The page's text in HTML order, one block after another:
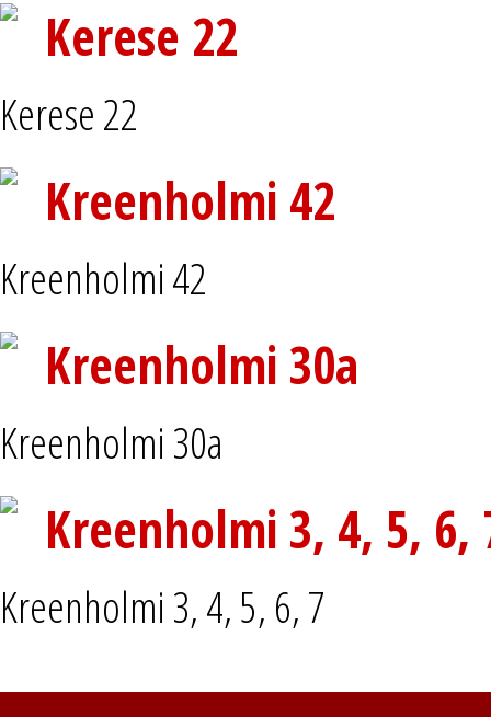
Kerese 22
Kerese 22
Kreenholmi 42
Kreenholmi 42
Kreenholmi 30a
Kreenholmi 30a
Kreenholmi 3, 4, 5, 6,
Kreenholmi 3, 4, 5, 6, 7